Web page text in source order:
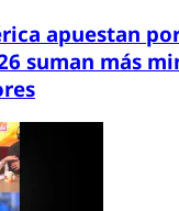
apuestan
suman más